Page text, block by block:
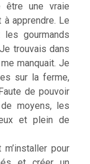
être une vraie
à apprendre. Le
gourmands
trouvais dans
manquait. Je
sur la ferme,
de pouvoir
moyens, les
et plein de
pour